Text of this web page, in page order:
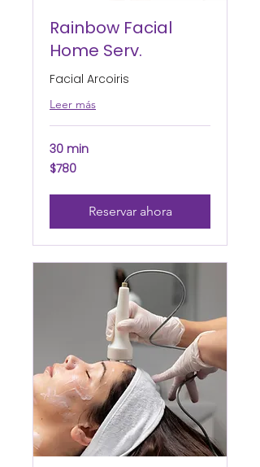
Rainbow Facial
Home Serv.
Facial Arcoiris
Leer más
30 min
780
pesos
$780
Reservar ahora